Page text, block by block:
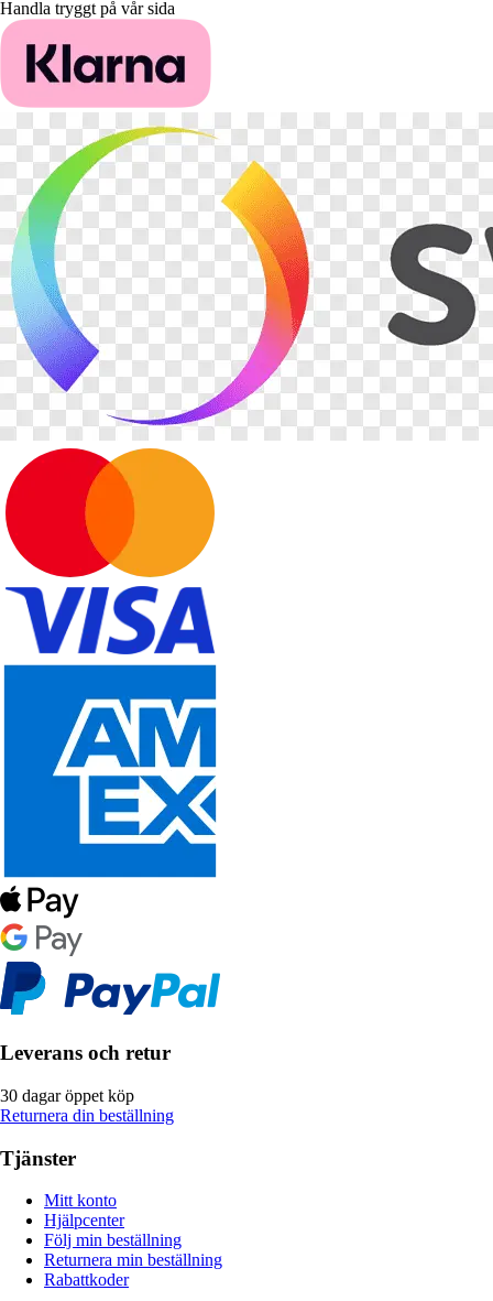
Handla tryggt på vår sida
Leverans och retur
30 dagar öppet köp
Returnera din beställning
Tjänster
Mitt konto
Hjälpcenter
Följ min beställning
Returnera min beställning
Rabattkoder